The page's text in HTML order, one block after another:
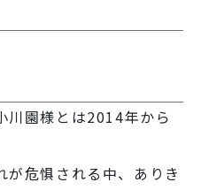
川園様とは2014年から
危惧される中、ありき